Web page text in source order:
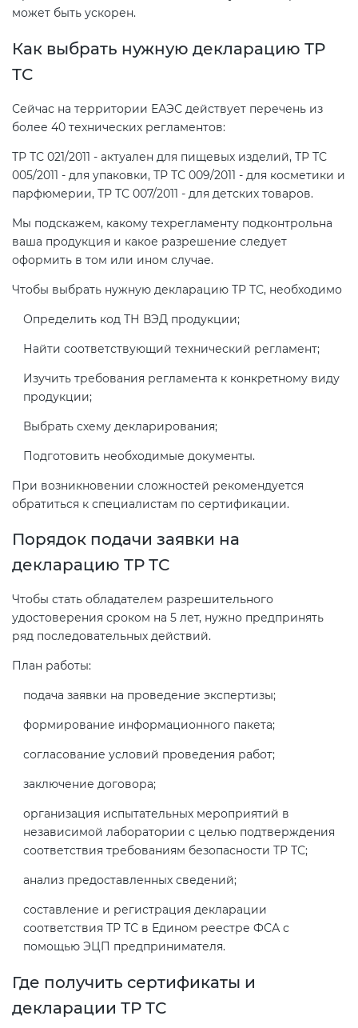
может быть ускорен.
Как выбрать нужную декларацию ТР
ТС
Сейчас на территории ЕАЭС действует перечень из
более 40 технических регламентов:
ТР ТС 021/2011 - актуален для пищевых изделий, ТР ТС
005/2011 - для упаковки, ТР ТС 009/2011 - для косметики и
парфюмерии, ТР ТС 007/2011 - для детских товаров.
Мы подскажем, какому техрегламенту подконтрольна
ваша продукция и какое разрешение следует
оформить в том или ином случае.
Чтобы выбрать нужную декларацию ТР ТС, необходимо
Определить код ТН ВЭД продукции;
Найти соответствующий технический регламент;
Изучить требования регламента к конкретному виду
продукции;
Выбрать схему декларирования;
Подготовить необходимые документы.
При возникновении сложностей рекомендуется
обратиться к специалистам по сертификации.
Порядок подачи заявки на
декларацию ТР ТС
Чтобы стать обладателем разрешительного
удостоверения сроком на 5 лет, нужно предпринять
ряд последовательных действий.
План работы:
подача заявки на проведение экспертизы;
формирование информационного пакета;
согласование условий проведения работ;
заключение договора;
организация испытательных мероприятий в
независимой лаборатории с целью подтверждения
соответствия требованиям безопасности ТР ТС;
анализ предоставленных сведений;
составление и регистрация декларации
соответствия ТР ТС в Едином реестре ФСА с
помощью ЭЦП предпринимателя.
Где получить сертификаты и
декларации ТР ТС